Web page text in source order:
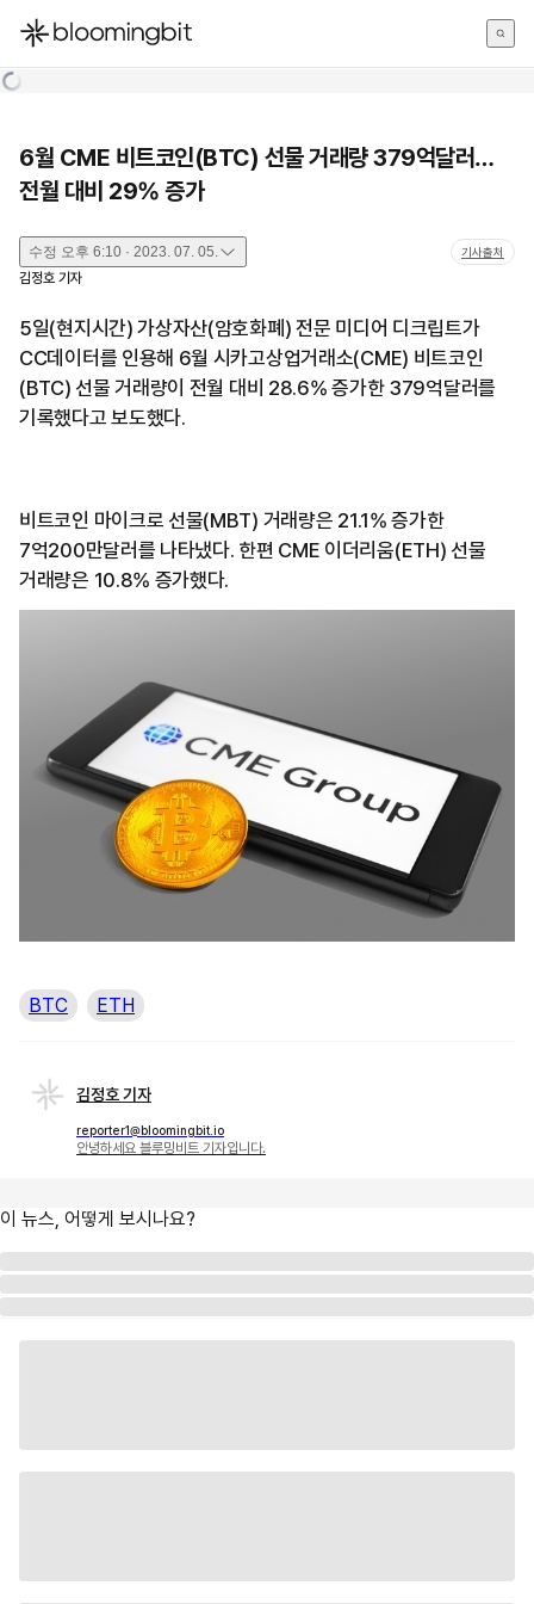
한국어
6월 CME 비트코인(BTC) 선물 거래량 379억달러…
전월 대비 29% 증가
수정 오후 6:10 · 2023. 07. 05. 기사출처
김정호 기자
5일(현지시간) 가상자산(암호화폐) 전문 미디어 디크립트가
CC데이터를 인용해 6월 시카고상업거래소(CME) 비트코인
(BTC) 선물 거래량이 전월 대비 28.6% 증가한 379억달러를
기록했다고 보도했다.
비트코인 마이크로 선물(MBT) 거래량은 21.1% 증가한
7억200만달러를 나타냈다. 한편 CME 이더리움(ETH) 선물
거래량은 10.8% 증가했다.
BTC ETH
김정호 기자
reporter1@bloomingbit.io
안녕하세요 블루밍비트 기자입니다.
이 뉴스, 어떻게 보시나요?